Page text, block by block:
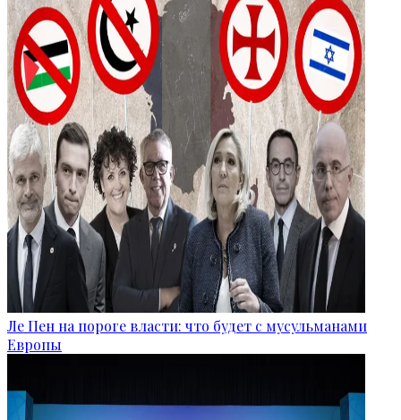
Ле Пен на пороге власти: что будет с мусульманами
Европы